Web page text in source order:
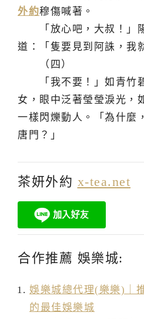
外約穆傷喊著。
「放心吧，大叔！」
道：「隻要見到阿誅，我
（四）
「我不要！」如青竹
女，眼中泛著瑩瑩淚光，
一樣閃爍動人。「為什麼
唐門？」
茶妍外約 x-tea.net
合作推薦 娛樂城:
娛樂城總代理(樂樂)｜
的最佳娛樂城